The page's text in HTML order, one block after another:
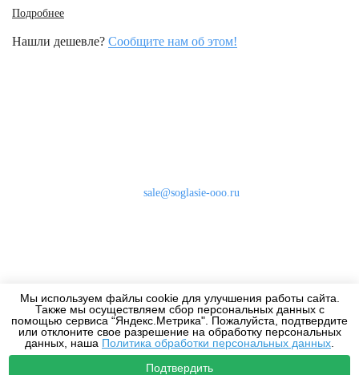
Подробнее
Нашли дешевле? Сообщите нам об этом!
Мы используем файлы cookie для улучшения работы сайта.
Также мы осуществляем сбор персональных данных с
помощью сервиса “Яндекс.Метрика". Пожалуйста, подтвердите
или отклоните свое разрешение на обработку персональных
данных, наша Политика обработки персональных данных
Подтвердить
sale@soglasie-ooo.ru
Дизайнерам